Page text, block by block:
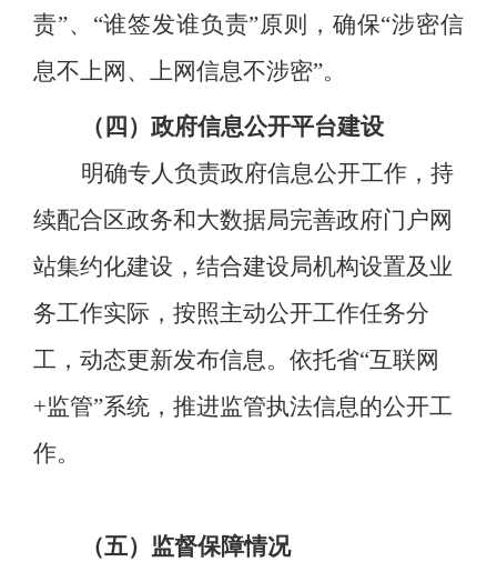
责”、“谁签发谁负责”原则，确保“涉密信
息不上网、上网信息不涉密”。
（四）政府信息公开平台建设
明确专人负责政府信息公开工作，持
续配合区政务和大数据局完善政府门户网
站集约化建设，结合建设局机构设置及业
务工作实际，按照主动公开工作任务分
工，动态更新发布信息。依托省“互联网
+监管”系统，推进监管执法信息的公开工
作。
（五）监督保障情况